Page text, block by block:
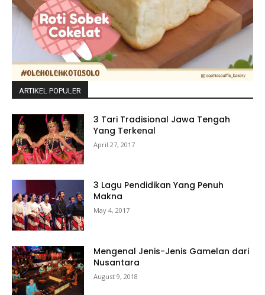
ARTIKEL POPULER
3 Tari Tradisional Jawa Tengah
Yang Terkenal
April 27, 2017
3 Lagu Pendidikan Yang Penuh
Makna
May 4, 2017
Mengenal Jenis-Jenis Gamelan dari
Nusantara
August 9, 2018